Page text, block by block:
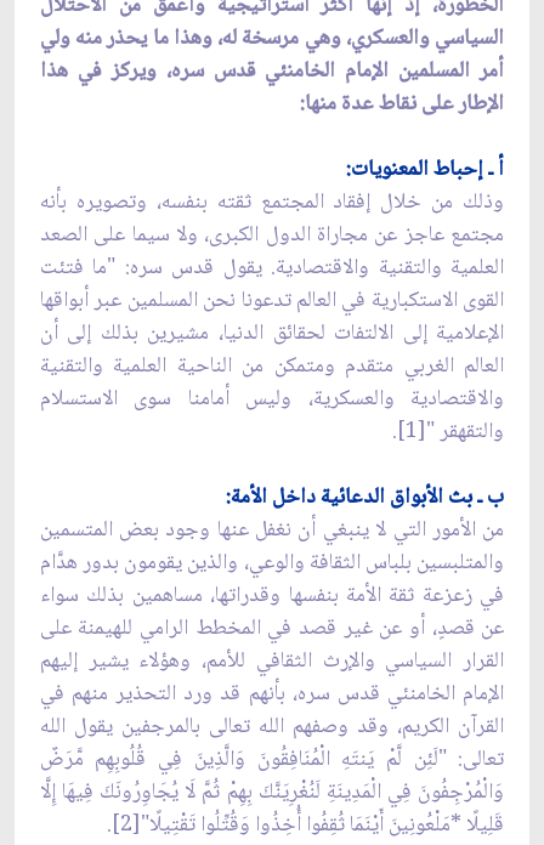
السياسي والعسكري، وهي مرسخة له، وهذا ما يحذر منه ولي
أمر المسلمين الإمام الخامنئي قدس سره، ويركز في هذا
الإطار على نقاط عدة منها:
أ ـ إحباط المعنويات:
وذلك من خلال إفقاد المجتمع ثقته بنفسه، وتصويره بأنه
مجتمع عاجز عن مجاراة الدول الكبرى، ولا سيما على الصعد
العلمية والتقنية والاقتصادية. يقول قدس سره: "ما فتئت
القوى الاستكبارية في العالم تدعونا نحن المسلمين عبر أبواقها
الإعلامية إلى الالتفات لحقائق الدنيا، مشيرين بذلك إلى أن
العالم الغربي متقدم ومتمكن من الناحية العلمية والتقنية
والاقتصادية والعسكرية، وليس أمامنا سوى الاستسلام
والتقهقر "[1].
ب ـ بث الأبواق الدعائية داخل الأمة:
من الأمور التي لا ينبغي أن نغفل عنها وجود بعض المتسمين
والمتلبسين بلباس الثقافة والوعي، والذين يقومون بدور هدَّام
في زعزعة ثقة الأمة بنفسها وقدراتها، مساهمين بذلك سواء
عن قصدٍ، أو عن غير قصد في المخطط الرامي للهيمنة على
القرار السياسي والإرث الثقافي للأمم، وهؤلاء يشير إليهم
الإمام الخامنئي قدس سره، بأنهم قد ورد التحذير منهم في
القرآن الكريم، وقد وصفهم الله تعالى بالمرجفين يقول الله
تعالى: "لَئِن لَّمْ يَنتَهِ الْمُنَافِقُونَ وَالَّذِينَ فِي قُلُوبِهِم مَّرَضٌ
وَالْمُرْجِفُونَ فِي الْمَدِينَةِ لَنُغْرِيَنَّكَ بِهِمْ ثُمَّ لَا يُجَاوِرُونَكَ فِيهَا إِلَّا
قَلِيلًا *مَلْعُونِينَ أَيْنَمَا ثُقِفُوا أُخِذُوا وَقُتِّلُوا تَقْتِيلًا"[2].